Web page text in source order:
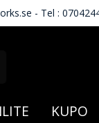
- Tel :
KUPO